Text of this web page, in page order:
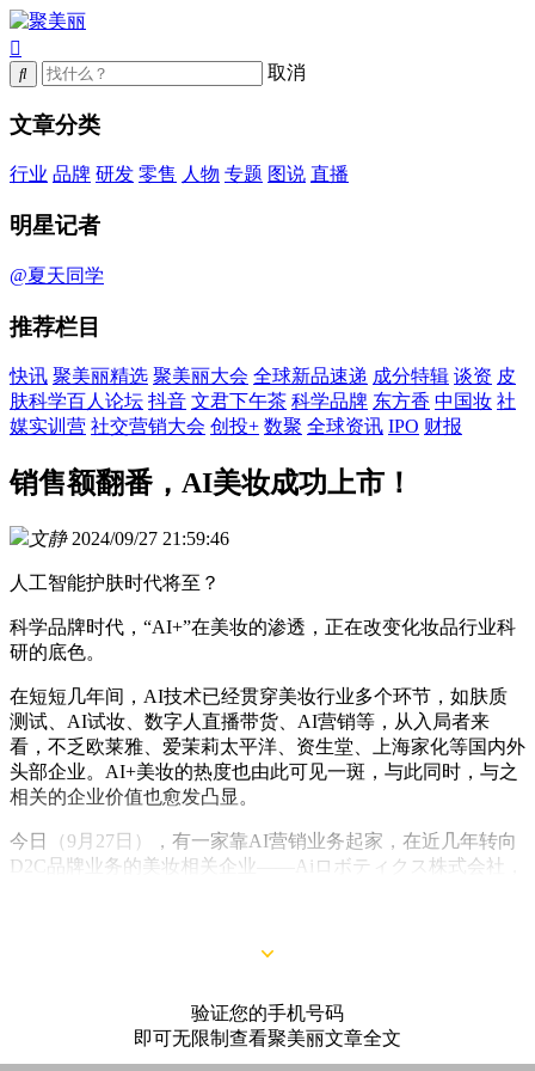
取消
文章分类
行业 品牌 研发 零售 人物 专题 图说 直播
明星记者
@夏天同学
推荐栏目
快讯 聚美丽精选 聚美丽大会 全球新品速递 成分特辑 谈资 皮
肤科学百人论坛 抖音 文君下午茶 科学品牌 东方香 中国妆 社
媒实训营 社交营销大会 创投+ 数聚 全球资讯 IPO 财报
销售额翻番，AI美妆成功上市！
文静 2024/09/27 21:59:46
人工智能护肤时代将至？
科学品牌时代，“AI+”在美妆的渗透，正在改变化妆品行业科
研的底色。
在短短几年间，AI技术已经贯穿美妆行业多个环节，如肤质
测试、AI试妆、数字人直播带货、AI营销等，从入局者来
看，不乏欧莱雅、爱茉莉太平洋、资生堂、上海家化等国内外
头部企业。AI+美妆的热度也由此可见一斑，与此同时，与之
相关的企业价值也愈发凸显。
今日 （9月27日）
，有一家靠AI营销业务起家，在近几年转向
D2C品牌业务的美妆相关企业——Aiロボティクス株式会社，
验证您的手机号码
即可无限制查看聚美丽文章全文